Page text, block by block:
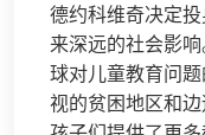
德约科维奇决定
来深远的社会影
球对儿童教育问
视的贫困地区和